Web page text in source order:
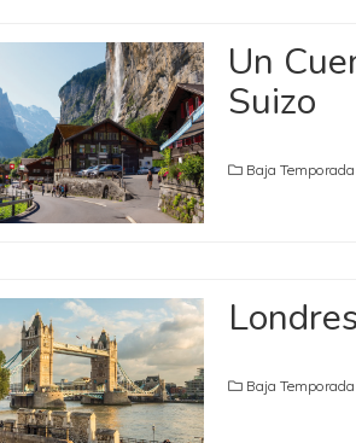
Un
Suizo
Baja Temporada
Baja Temporada